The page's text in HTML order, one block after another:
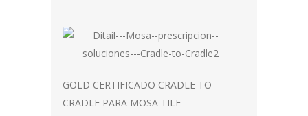
GOLD CERTIFICADO CRADLE TO
CRADLE PARA MOSA TILE